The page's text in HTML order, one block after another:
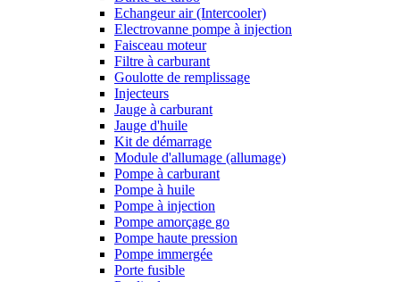
Echangeur air (Intercooler)
Electrovanne pompe à injection
Faisceau moteur
Filtre à carburant
Goulotte de remplissage
Injecteurs
Jauge à carburant
Jauge d'huile
Kit de démarrage
Module d'allumage (allumage)
Pompe à carburant
Pompe à huile
Pompe à injection
Pompe amorçage go
Pompe haute pression
Pompe immergée
Porte fusible